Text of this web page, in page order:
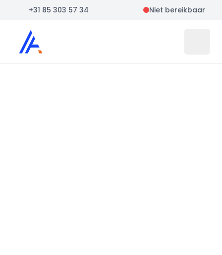
+31 85 303 57 34 Niet bereikbaar
Auto Atlas